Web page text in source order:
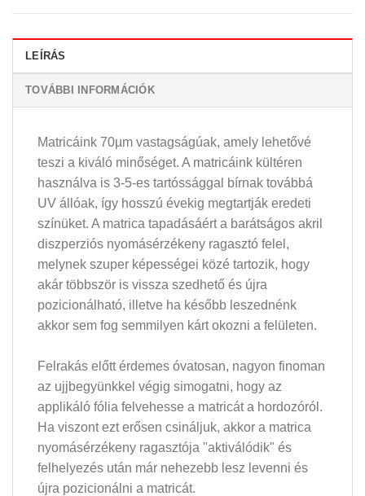
LEÍRÁS
TOVÁBBI INFORMÁCIÓK
Matricáink 70µm vastagságúak, amely lehetővé
teszi a kiváló minőséget. A matricáink kültéren
használva is 3-5-es tartóssággal bírnak továbbá
UV állóak, így hosszú évekig megtartják eredeti
színüket. A matrica tapadásáért a barátságos akril
diszperziós nyomásérzékeny ragasztó felel,
melynek szuper képességei közé tartozik, hogy
akár többször is vissza szedhető és újra
pozicionálható, illetve ha később leszednénk
akkor sem fog semmilyen kárt okozni a felületen.
Felrakás előtt érdemes óvatosan, nagyon finoman
az ujjbegyünkkel végig simogatni, hogy az
applikáló fólia felvehesse a matricát a hordozóról.
Ha viszont ezt erősen csináljuk, akkor a matrica
nyomásérzékeny ragasztója "aktiválódik" és
felhelyezés után már nehezebb lesz levenni és
újra pozicionálni a matricát.